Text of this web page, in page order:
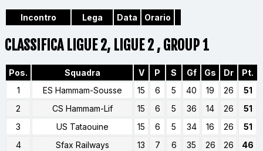
Incontro Lega Data Orario
CLASSIFICA LIGUE 2, LIGUE 2 , GROUP 1
Pos. Squadra V P S Gf Gs Dr
Pt.
1
ES Hammam-Sousse 15 6 5 40 19 26
51
2
CS Hammam-Lif 15 6 5 36 14 26
51
3
US Tataouine 15 6 5 34 16 26
51
4
Sfax Railways 13 7 6 35 26 26
46